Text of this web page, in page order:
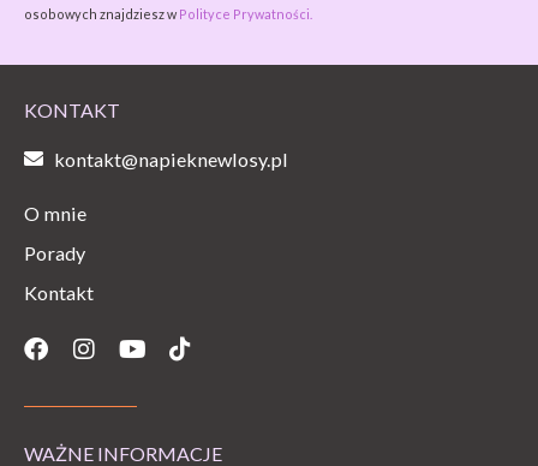
osobowych znajdziesz w Polityce Prywatności.
KONTAKT
kontakt@napieknewlosy.pl
O mnie
Porady
Kontakt
Facebook
Instagram
YoutubeTiktok
WAŻNE INFORMACJE